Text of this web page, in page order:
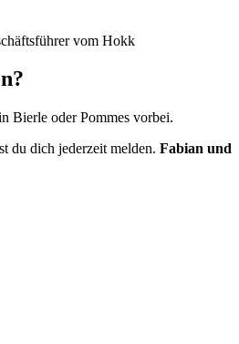
Bierle oder Pommes vorbei.
du dich jederzeit melden. Fabian und